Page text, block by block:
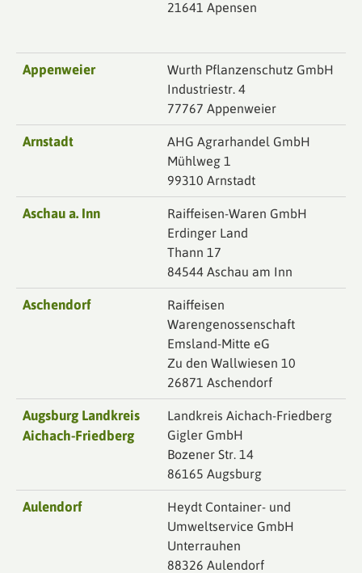
21641 Apensen
Appenweier
Wurth Pflanzenschutz GmbH
Industriestr. 4
77767 Appenweier
Arnstadt
AHG Agrarhandel GmbH
Mühlweg 1
99310 Arnstadt
Aschau a. Inn
Raiffeisen-Waren GmbH
Erdinger Land
Thann 17
84544 Aschau am Inn
Aschendorf
Raiffeisen
Warengenossenschaft
Emsland-Mitte eG
Zu den Wallwiesen 10
26871 Aschendorf
Augsburg Landkreis
Aichach-Friedberg
Landkreis Aichach-Friedberg
Gigler GmbH
Bozener Str. 14
86165 Augsburg
Aulendorf
Heydt Container- und
Umweltservice GmbH
Unterrauhen
88326 Aulendorf